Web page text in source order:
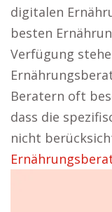
digitalen
besten
Verfügung
Beratern oft
dass die
nicht